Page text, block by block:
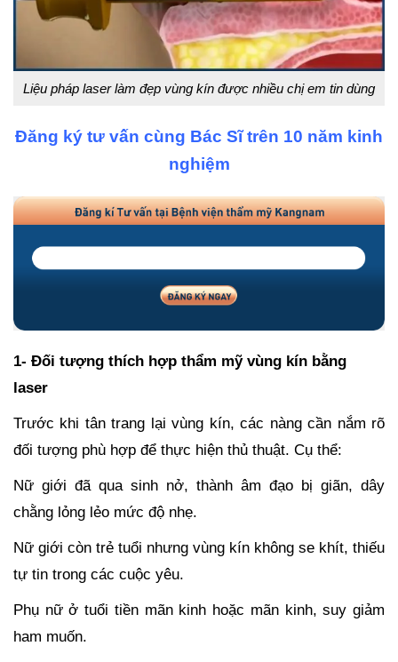
Liệu pháp laser làm đẹp vùng kín được nhiều chị em tin dùng
Đăng ký tư vấn cùng Bác Sĩ trên 10 năm kinh
nghiệm
1- Đối tượng thích hợp thẩm mỹ vùng kín bằng
laser
Trước khi tân trang lại vùng kín, các nàng cần nắm rõ
đối tượng phù hợp để thực hiện thủ thuật. Cụ thể:
Nữ giới đã qua sinh nở, thành âm đạo bị giãn, dây
chằng lỏng lẻo mức độ nhẹ.
Nữ giới còn trẻ tuổi nhưng vùng kín không se khít, thiếu
tự tin trong các cuộc yêu.
Phụ nữ ở tuổi tiền mãn kinh hoặc mãn kinh, suy giảm
ham muốn.